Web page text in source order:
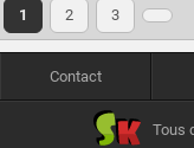
1 2 3
Contact
Tous